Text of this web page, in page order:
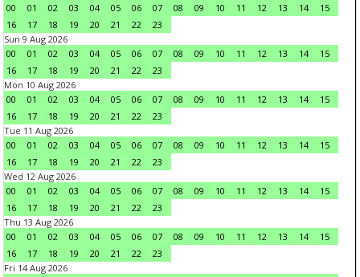
00
01 02 03 04 05 06 07 08 09 10 11 12 13 14
15
16
17 18 19 20 21 22
23
Sun 9 Aug 2026
00
01 02 03 04 05 06 07 08 09 10 11 12 13 14
15
16
17 18 19 20 21 22
23
Mon 10 Aug 2026
00
01 02 03 04 05 06 07 08 09 10 11 12 13 14
15
16
17 18 19 20 21 22
23
Tue 11 Aug 2026
00
01 02 03 04 05 06 07 08 09 10 11 12 13 14
15
16
17 18 19 20 21 22
23
Wed 12 Aug 2026
00
01 02 03 04 05 06 07 08 09 10 11 12 13 14
15
16
17 18 19 20 21 22
23
Thu 13 Aug 2026
00
01 02 03 04 05 06 07 08 09 10 11 12 13 14
15
16
17 18 19 20 21 22
23
Fri 14 Aug 2026